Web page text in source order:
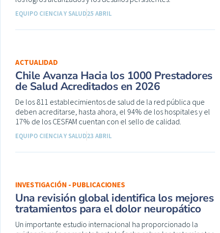
EQUIPO CIENCIA Y SALUD25 ABRIL
ACTUALIDAD
Chile Avanza Hacia los 1000 Prestadores
de Salud Acreditados en 2026
De los 811 establecimientos de salud de la red pública que
deben acreditarse, hasta ahora, el 94% de los hospitales y el
17% de los CESFAM cuentan con el sello de calidad.
EQUIPO CIENCIA Y SALUD23 ABRIL
INVESTIGACIÓN - PUBLICACIONES
Una revisión global identifica los mejores
tratamientos para el dolor neuropático
Un importante estudio internacional ha proporcionado la